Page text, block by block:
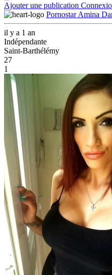
Ajouter une publication
Pornostar Amina
il y a 1 an
Indépendante
Saint-Barthélémy
27
1